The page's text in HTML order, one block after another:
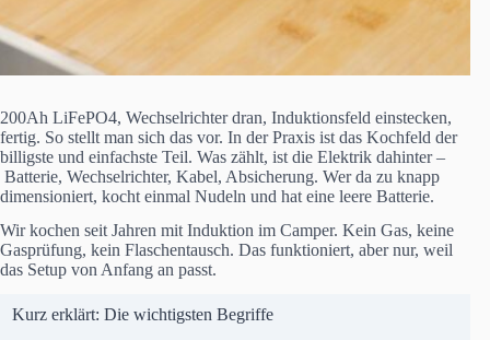
200Ah LiFePO4, Wechselrichter dran, Induktionsfeld einstecken,
fertig. So stellt man sich das vor. In der Praxis ist das Kochfeld der
billigste und einfachste Teil. Was zählt, ist die Elektrik dahinter –
Batterie, Wechselrichter, Kabel, Absicherung. Wer da zu knapp
dimensioniert, kocht einmal Nudeln und hat eine leere Batterie.
Wir kochen seit Jahren mit Induktion im Camper. Kein Gas, keine
Gasprüfung, kein Flaschentausch. Das funktioniert, aber nur, weil
das Setup von Anfang an passt.
Kurz erklärt: Die wichtigsten Begriffe